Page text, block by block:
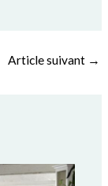
Article suivant →